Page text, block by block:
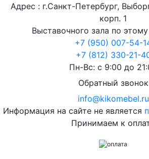
Адрес : г.Санкт-Петербург,
корп. 1
Выставочного зала по
+7 (950) 007-54-
+7 (812) 330-21-
Пн-Вс: с 9:00 до
Обратный звонок
info@kikomebel.ru
Информация на сайте не является
Принимаем к